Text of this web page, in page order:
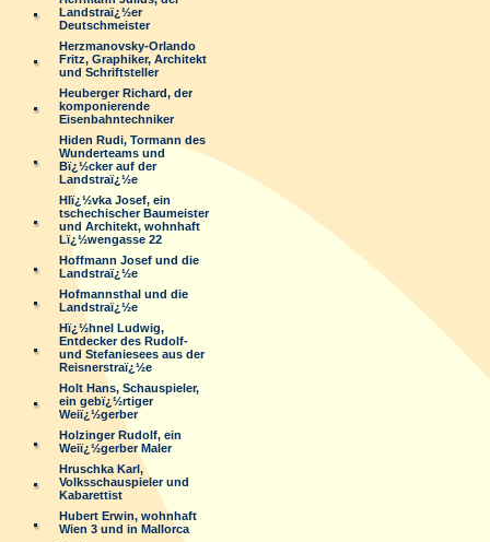
Landstraï¿½er
Deutschmeister
Herzmanovsky-Orlando
Fritz, Graphiker, Architekt
und Schriftsteller
Heuberger Richard, der
komponierende
Eisenbahntechniker
Hiden Rudi, Tormann des
Wunderteams und
Bï¿½cker auf der
Landstraï¿½e
Hlï¿½vka Josef, ein
tschechischer Baumeister
und Architekt, wohnhaft
Lï¿½wengasse 22
Hoffmann Josef und die
Landstraï¿½e
Hofmannsthal und die
Landstraï¿½e
Hï¿½hnel Ludwig,
Entdecker des Rudolf-
und Stefaniesees aus der
Reisnerstraï¿½e
Holt Hans, Schauspieler,
ein gebï¿½rtiger
Weiï¿½gerber
Holzinger Rudolf, ein
Weiï¿½gerber Maler
Hruschka Karl,
Volksschauspieler und
Kabarettist
Hubert Erwin, wohnhaft
Wien 3 und in Mallorca